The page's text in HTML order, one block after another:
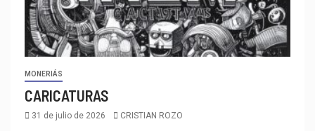
MONERIÁS
CARICATURAS
31 de julio de 2026 CRISTIAN ROZO